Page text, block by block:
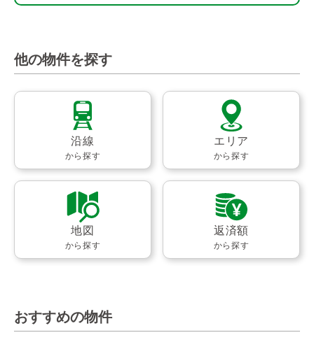
他の物件を探す
沿線
から探す
エリア
から探す
地図
から探す
返済額
から探す
おすすめの物件